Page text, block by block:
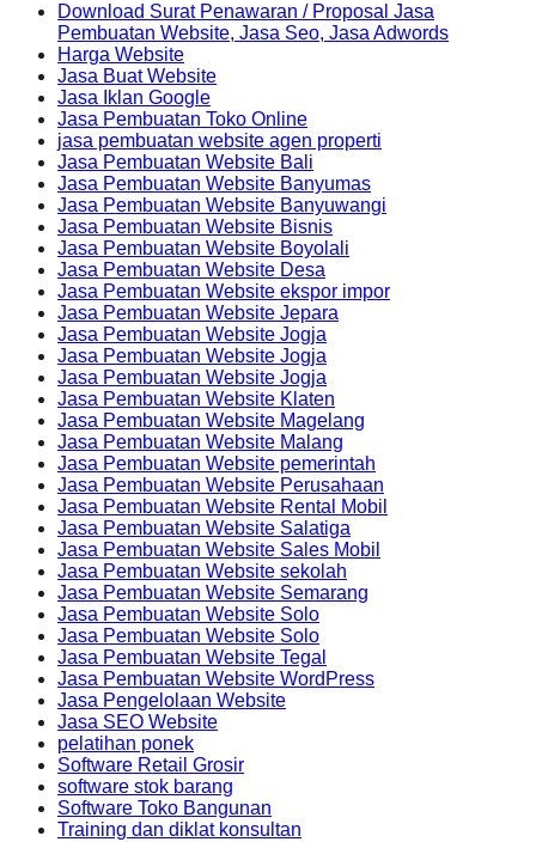
Download Surat Penawaran / Proposal Jasa
Pembuatan Website, Jasa Seo, Jasa Adwords
Harga Website
Jasa Buat Website
Jasa Iklan Google
Jasa Pembuatan Toko Online
jasa pembuatan website agen properti
Jasa Pembuatan Website Bali
Jasa Pembuatan Website Banyumas
Jasa Pembuatan Website Banyuwangi
Jasa Pembuatan Website Bisnis
Jasa Pembuatan Website Boyolali
Jasa Pembuatan Website Desa
Jasa Pembuatan Website ekspor impor
Jasa Pembuatan Website Jepara
Jasa Pembuatan Website Jogja
Jasa Pembuatan Website Jogja
Jasa Pembuatan Website Jogja
Jasa Pembuatan Website Klaten
Jasa Pembuatan Website Magelang
Jasa Pembuatan Website Malang
Jasa Pembuatan Website pemerintah
Jasa Pembuatan Website Perusahaan
Jasa Pembuatan Website Rental Mobil
Jasa Pembuatan Website Salatiga
Jasa Pembuatan Website Sales Mobil
Jasa Pembuatan Website sekolah
Jasa Pembuatan Website Semarang
Jasa Pembuatan Website Solo
Jasa Pembuatan Website Solo
Jasa Pembuatan Website Tegal
Jasa Pembuatan Website WordPress
Jasa Pengelolaan Website
Jasa SEO Website
pelatihan ponek
Software Retail Grosir
software stok barang
Software Toko Bangunan
Training dan diklat konsultan